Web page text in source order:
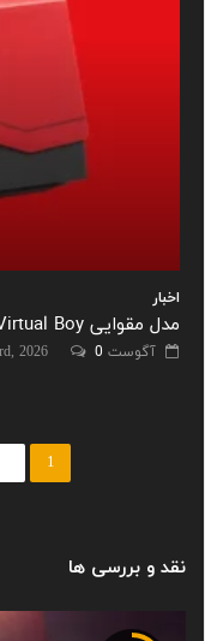
اخبار
مدل مقوایی Virtual Boy با تخفیف محدود در دسترس قرار گرفت
آگوست 3rd, 2026 0
1
نقد و بررسی ها